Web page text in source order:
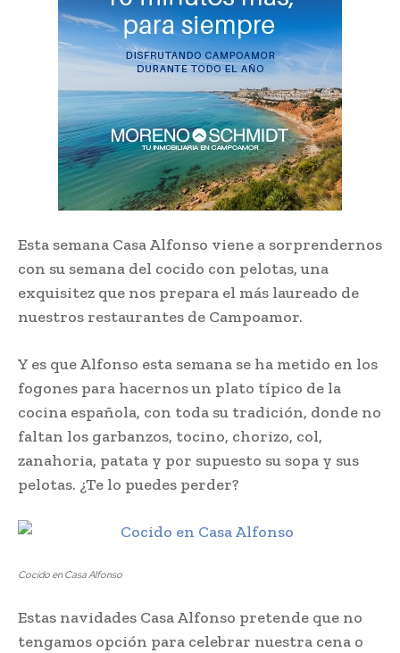
Esta semana Casa Alfonso viene a sorprendernos
con su semana del cocido con pelotas, una
exquisitez que nos prepara el más laureado de
nuestros restaurantes de Campoamor.
Y es que Alfonso esta semana se ha metido en los
fogones para hacernos un plato típico de la
cocina española, con toda su tradición, donde no
faltan los garbanzos, tocino, chorizo, col,
zanahoria, patata y por supuesto su sopa y sus
pelotas. ¿Te lo puedes perder?
Cocido en Casa Alfonso
Estas navidades Casa Alfonso pretende que no
tengamos opción para celebrar nuestra cena o